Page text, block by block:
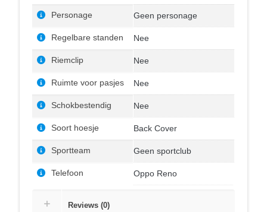
Personage Geen personage
Regelbare standen Nee
Riemclip Nee
Ruimte voor pasjes Nee
Schokbestendig Nee
Soort hoesje Back Cover
Sportteam Geen sportclub
Telefoon Oppo Reno
Reviews (0)